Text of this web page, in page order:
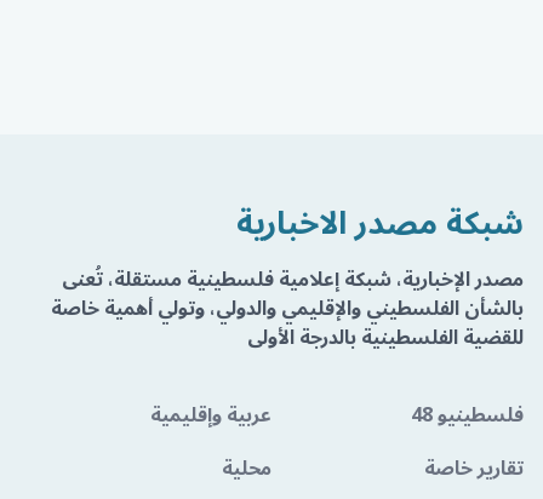
شبكة مصدر الاخبارية
مصدر الإخبارية، شبكة إعلامية فلسطينية مستقلة، تُعنى
بالشأن الفلسطيني والإقليمي والدولي، وتولي أهمية خاصة
للقضية الفلسطينية بالدرجة الأولى
فلسطينيو 48
عربية وإقليمية
تقارير خاصة
محلية